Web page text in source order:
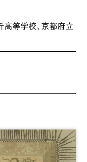
高等学校、京都府立